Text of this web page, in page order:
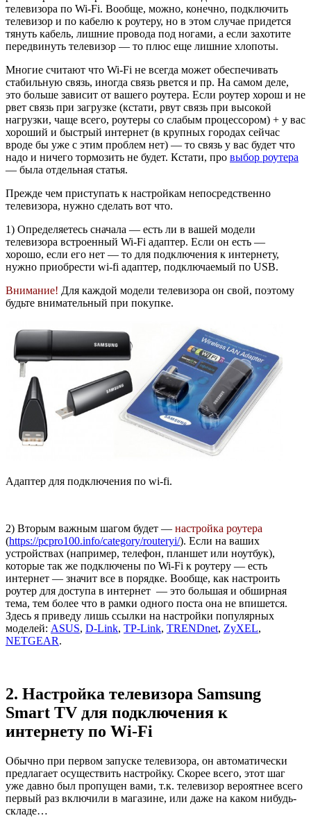
телевизора по Wi-Fi. Вообще, можно, конечно, подключить
телевизор и по кабелю к роутеру, но в этом случае придется
тянуть кабель, лишние провода под ногами, а если захотите
передвинуть телевизор — то плюс еще лишние хлопоты.
Многие считают что Wi-Fi не всегда может обеспечивать
стабильную связь, иногда связь рвется и пр. На самом деле,
это больше зависит от вашего роутера. Если роутер хорош и не
рвет связь при загрузке (кстати, рвут связь при высокой
нагрузки, чаще всего, роутеры со слабым процессором) + у вас
хороший и быстрый интернет (в крупных городах сейчас
вроде бы уже с этим проблем нет) — то связь у вас будет что
надо и ничего тормозить не будет. Кстати, про выбор роутера
— была отдельная статья.
Прежде чем приступать к настройкам непосредственно
телевизора, нужно сделать вот что.
1) Определяетесь сначала — есть ли в вашей модели
телевизора встроенный Wi-Fi адаптер. Если он есть —
хорошо, если его нет — то для подключения к интернету,
нужно приобрести wi-fi адаптер, подключаемый по USB.
Внимание! Для каждой модели телевизора он свой, поэтому
будьте внимательный при покупке.
Адаптер для подключения по wi-fi.
2) Вторым важным шагом будет — настройка роутера
(https://pcpro100.info/category/routeryi/). Если на ваших
устройствах (например, телефон, планшет или ноутбук),
которые так же подключены по Wi-Fi к роутеру — есть
интернет — значит все в порядке. Вообще, как настроить
роутер для доступа в интернет — это большая и обширная
тема, тем более что в рамки одного поста она не впишется.
Здесь я приведу лишь ссылки на настройки популярных
моделей: ASUS, D-Link, TP-Link, TRENDnet, ZyXEL,
NETGEAR.
2. Настройка телевизора Samsung
Smart TV для подключения к
интернету по Wi-Fi
Обычно при первом запуске телевизора, он автоматически
предлагает осуществить настройку. Скорее всего, этот шаг
уже давно был пропущен вами, т.к. телевизор вероятнее всего
первый раз включили в магазине, или даже на каком нибудь-
складе…